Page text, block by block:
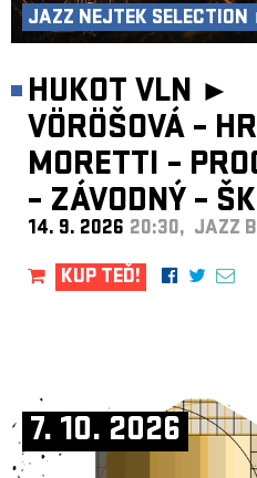
JAZZ NEJTEK SELECTION
HUKOT VLN ►
VÖRÖŠOVÁ –
MORETTI –
– ZÁVODNÝ –
14. 9. 2026 20:30, JAZZ
KUP TEĎ!
7. 10. 2026